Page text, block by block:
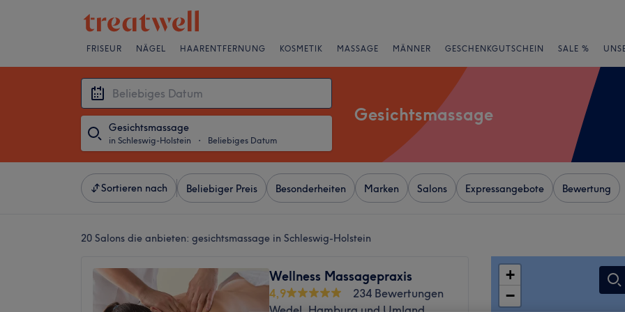
FRISEUR NÄGEL HAARENTFERNUNG KOSMETIK MASSAGE MÄNNER GESCHENKGUTSCHEIN SALE %
Gesichtsmassage
in Schleswig-Holstein ・ Beliebiges Datum
Gesichtsmassage
Sortieren nach Beliebiger Preis Besonderheiten Marken Salons Expressangebote Bewertung
20 Salons die anbieten: gesichtsmassage in Schleswig-Holstein
Wellness Massagepraxis
4,9
234 Bewertungen
+
−